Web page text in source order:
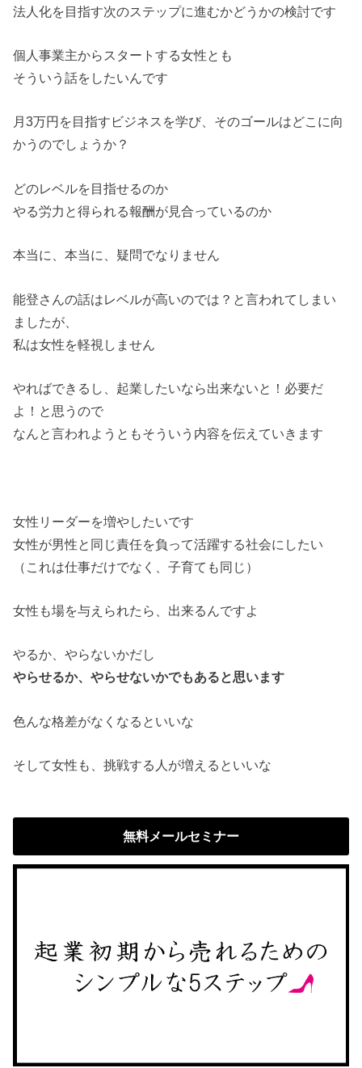
法人化を目指す次のステップに進むかどうかの検討です
個人事業主からスタートする女性とも
そういう話をしたいんです
月3万円を目指すビジネスを学び、そのゴールはどこに向
かうのでしょうか？
どのレベルを目指せるのか
やる労力と得られる報酬が見合っているのか
本当に、本当に、疑問でなりません
能登さんの話はレベルが高いのでは？と言われてしまい
ましたが、
私は女性を軽視しません
やればできるし、起業したいなら出来ないと！必要だ
よ！と思うので
なんと言われようともそういう内容を伝えていきます
女性リーダーを増やしたいです
女性が男性と同じ責任を負って活躍する社会にしたい
（これは仕事だけでなく、子育ても同じ）
女性も場を与えられたら、出来るんですよ
やるか、やらないかだし
やらせるか、やらせないかでもあると思います
色んな格差がなくなるといいな
そして女性も、挑戦する人が増えるといいな
無料メールセミナー